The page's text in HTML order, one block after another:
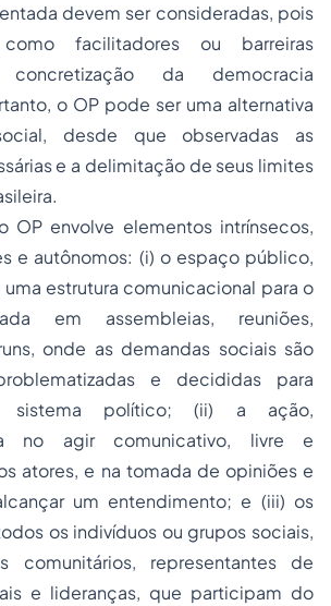
devem ser consideradas, pois
facilitadores ou barreiras
da democracia
o OP pode ser uma alternativa
desde que observadas as
e a delimitação de seus limites
OP envolve elementos intrínsecos,
e autônomos: (i) o espaço público,
estrutura comunicacional para o
em assembleias, reuniões,
onde as demandas sociais são
e decididas para
sistema político; (ii) a ação,
no agir comunicativo, livre e
atores, e na tomada de opiniões e
um entendimento; e (iii) os
os indivíduos ou grupos sociais,
comunitários, representantes de
e lideranças, que participam do